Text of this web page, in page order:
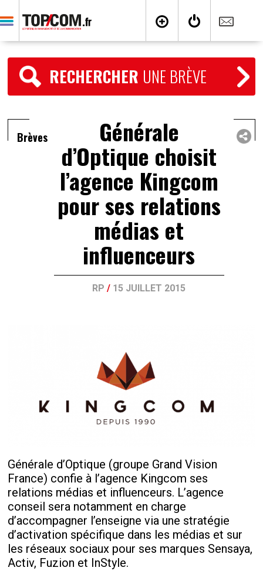
RECHERCHER UNE BRÈVE
Brèves Générale
d’Optique choisit
l’agence Kingcom
pour ses relations
médias et
influenceurs
RP / 15 JUILLET 2015
Générale d’Optique (groupe Grand Vision
France) confie à l’agence Kingcom ses
relations médias et influenceurs. L’agence
conseil sera notamment en charge
d’accompagner l’enseigne via une stratégie
d’activation spécifique dans les médias et sur
les réseaux sociaux pour ses marques Sensaya,
Activ, Fuzion et InStyle.